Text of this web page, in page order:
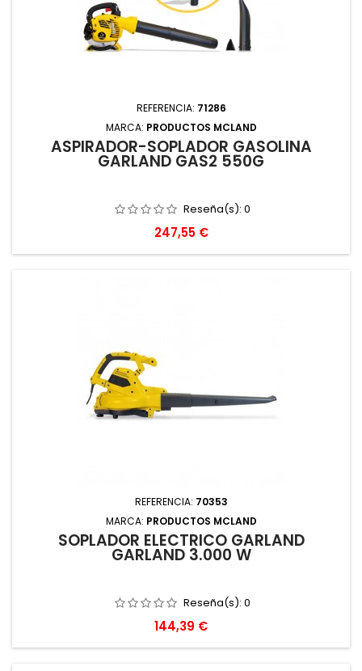
REFERENCIA: 71286
MARCA: PRODUCTOS MCLAND
ASPIRADOR-SOPLADOR GASOLINA
GARLAND GAS2 550G
Reseña(s): 0
Precio
247,55 €
REFERENCIA: 70353
MARCA: PRODUCTOS MCLAND
SOPLADOR ELÉCTRICO GARLAND
GARLAND 3.000 W
Reseña(s): 0
Precio
144,39 €